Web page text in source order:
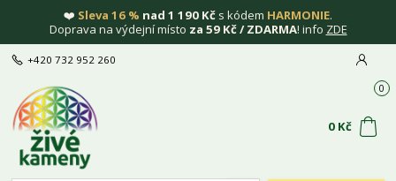
❤️ Sleva 16 % nad 1 190 Kč s kódem HARMONIE.
Doprava na výdejní místo za 59 Kč / ZDARMA! info ZDE
+420 732 952 260
0
0 Kč